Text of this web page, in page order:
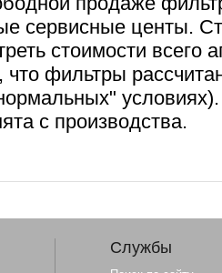
сервисные центы.
стоимости всего
фильтры
с производства.
Службы